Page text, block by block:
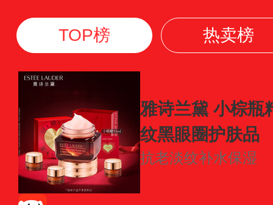
TOP榜 热卖榜
雅诗兰黛 小棕瓶
纹黑眼圈护肤品
抗老淡纹补水保湿